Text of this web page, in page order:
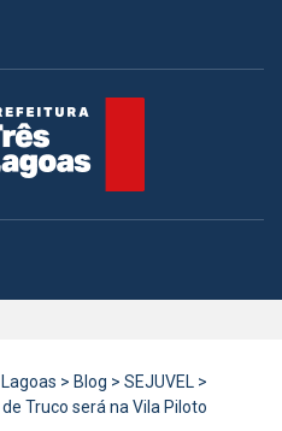
> Blog > SEJUVEL >
Truco será na Vila Piloto